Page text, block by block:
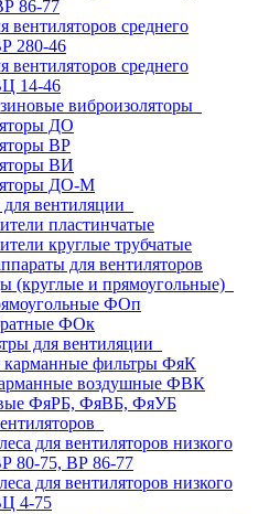
86-77
вентиляторов среднего
280-46
вентиляторов среднего
14-46
виброизоляторы
ДО
ВР
ВИ
ДО-М
вентиляции
пластинчатые
круглые трубчатые
для вентиляторов
(круглые и прямоугольные)
ФОп
ФОк
для вентиляции
карманные фильтры ФяК
воздушные ФВК
ФяРБ, ФяВБ, ФяУБ
для вентиляторов низкого
80-75, ВР 86-77
для вентиляторов низкого
4-75